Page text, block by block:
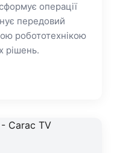
операції
передовий
робототехнікою
рішень.